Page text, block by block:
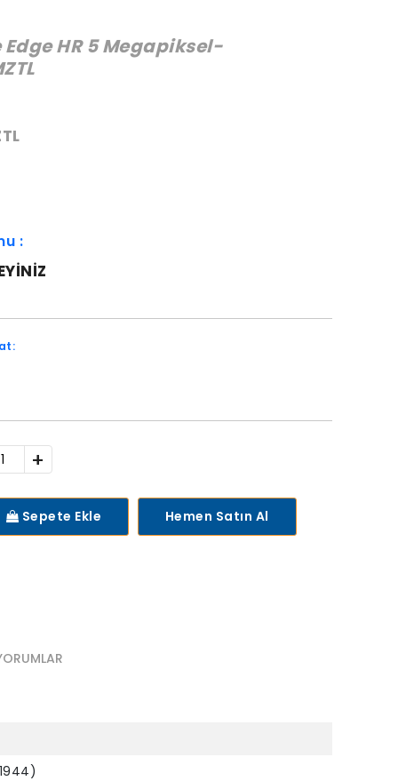
HR 5 Megapiksel-
:
+
Sepete Ekle Hemen Satın Al